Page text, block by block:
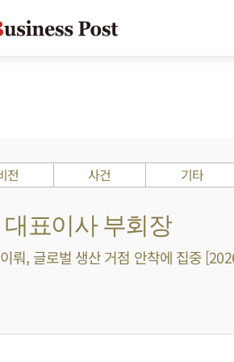
전 사건 기타
표이사 부회장
뤄, 글로벌 생산 거점 안착에 집중